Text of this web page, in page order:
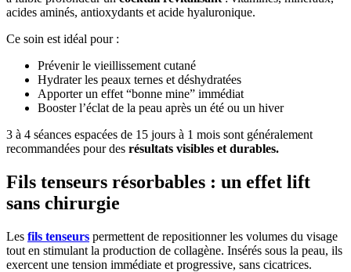
acides aminés, antioxydants et acide hyaluronique.
Ce soin est idéal pour :
Prévenir le vieillissement cutané
Hydrater les peaux ternes et déshydratées
Apporter un effet “bonne mine” immédiat
Booster l’éclat de la peau après un été ou un hiver
3 à 4 séances espacées de 15 jours à 1 mois sont généralement
recommandées pour des résultats visibles et durables.
Fils tenseurs résorbables : un effet lift
sans chirurgie
Les fils tenseurs permettent de repositionner les volumes du visage
tout en stimulant la production de collagène. Insérés sous la peau, ils
exercent une tension immédiate et progressive, sans cicatrices.